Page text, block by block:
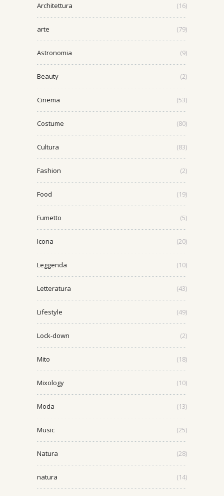
Architettura (16)
arte (79)
Astronomia (9)
Beauty (2)
Cinema (53)
Costume (80)
Cultura (83)
Fashion (2)
Food (19)
Fumetto (5)
Icona (20)
Leggenda (10)
Letteratura (43)
Lifestyle (49)
Lock-down (2)
Mito (18)
Mixology (10)
Moda (13)
Music (25)
Natura (28)
natura (14)